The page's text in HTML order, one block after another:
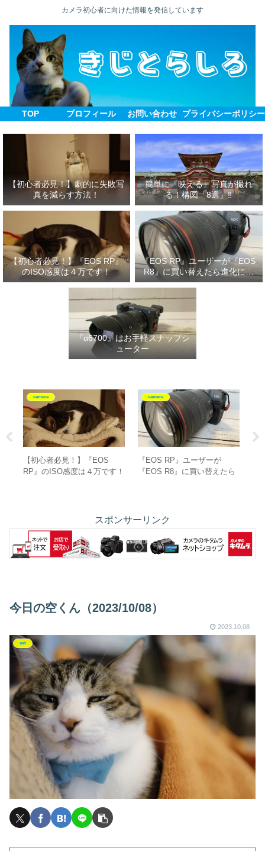
カメラ初心者に向けた情報を発信しています
TOP プロフィール お問い合わせ プライバシーポリシー
【初心者必見！】劇的に失敗写
真を減らす方法！
簡単に『映える』写真が撮れ
る！構図「8選」‼
【初心者必見！】『EOS RP』
のISO感度は４万です！
『EOS RP』ユーザーが『EOS
R8』に買い替えたら進化に驚
いた‼
『α6700』はお手軽スナップシ
ューター
camera
『α6700』を買ったら揃えた
いもの”10選”！
camera
18-300mm F/3.5-6.3 Di III-A
VC VXD (Model B061) [ソニ
スポンサーリンク
今日の空くん（2023/10/08）
2023.10.08
cat